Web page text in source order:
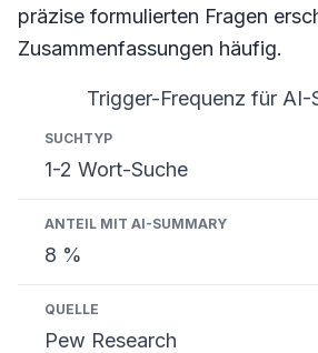
präzise formulierten Fragen
Zusammenfassungen häufig.
Trigger-Frequenz für AI-
SuchtypAnteil mit AI-Summary
1-2 Wort-Suche
8 %
Pew Research